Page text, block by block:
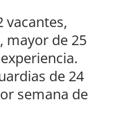
vacantes,
mayor de 25
de 24
semana de